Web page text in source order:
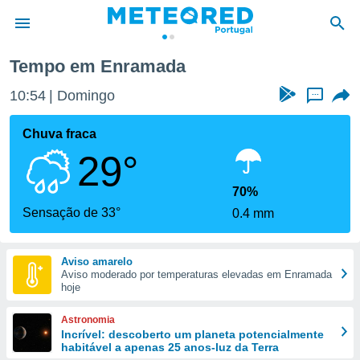
da
foi
fornecidas
a este
das
e
forma
digital
Tempo em Enramada
10:54 Domingo ...
Chuva fraca
29°
Sensação de 33°
70%
0.4 mm
Aviso amarelo
Aviso moderado por temperaturas elevadas em Enramada
hoje
Astronomia
Incrível: descoberto um planeta potencialmente
habitável a apenas 25 anos-luz da Terra